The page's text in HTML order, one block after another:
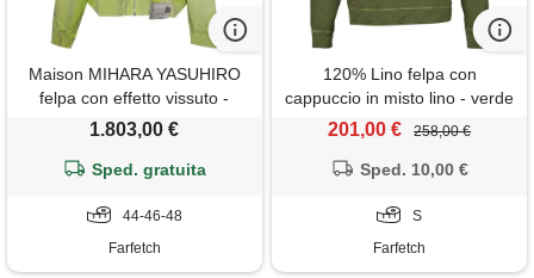
Maison MIHARA YASUHIRO
felpa con effetto vissuto -
giallo
1.803,00 €
Sped. gratuita
44-46-48
Farfetch
120% Lino felpa con
cappuccio in misto lino - verde
201,00 € 258,00 €
Sped. 10,00 €
S
Farfetch